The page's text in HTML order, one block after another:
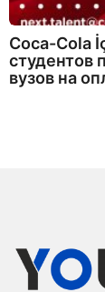
Coca-Cola
студентов
вузов на